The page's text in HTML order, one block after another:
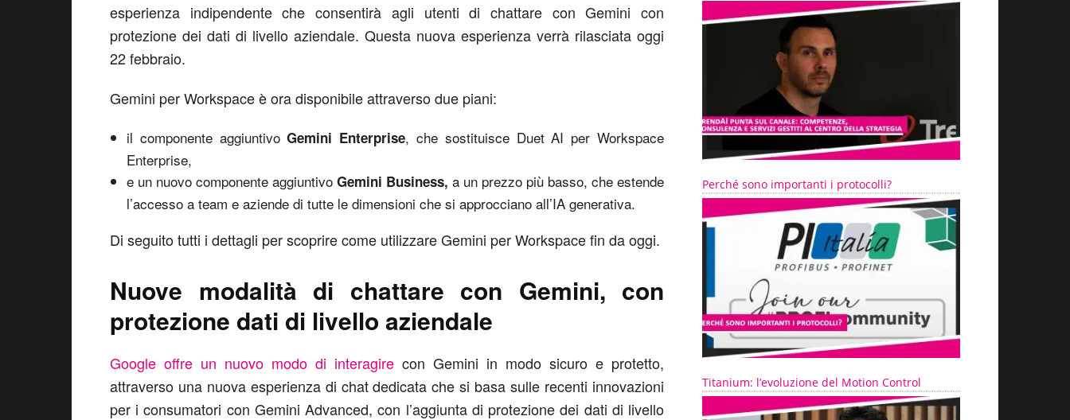
esperienza indipendente che consentirà agli utenti di chattare con Gemini con
protezione dei dati di livello aziendale. Questa nuova esperienza verrà rilasciata oggi
22 febbraio.
Gemini per Workspace è ora disponibile attraverso due piani:
il componente aggiuntivoGemini Enterprise, che sostituisce Duet AI per Workspace
Enterprise,
e un nuovo componente aggiuntivo Gemini Business, a un prezzo più basso, che estende
l’accesso a team e aziende di tutte le dimensioni che si approcciano all’IA generativa.
Di seguito tutti i dettagli per scoprire come utilizzare Gemini per Workspace fin da oggi.
Nuove modalità di chattare con Gemini, con
protezione dati di livello aziendale
Google offre un nuovo modo di interagire con Gemini in modo sicuro e protetto,
attraverso una nuova esperienza di chat dedicata che si basa sulle recenti innovazioni
per i consumatori con Gemini Advanced, con l’aggiunta di protezione dei dati di livello
Perché sono importanti i protocolli?
Titanium: l’evoluzione del Motion Control